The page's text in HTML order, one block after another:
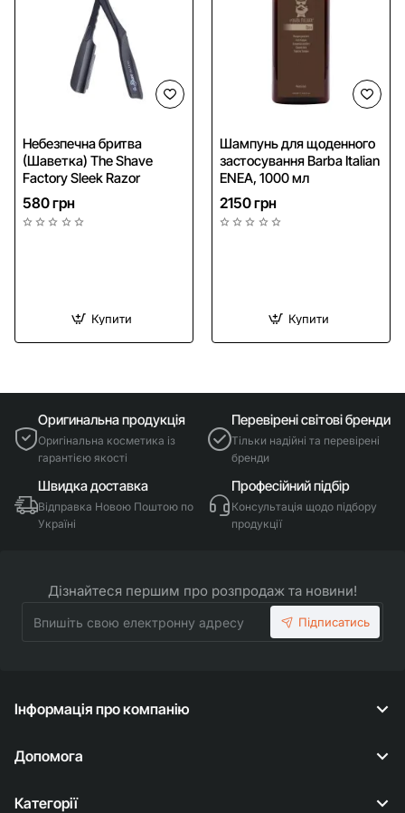
Небезпечна бритва
(Шаветка) The Shave
Factory Sleek Razor
580 грн
Купити
Безкоштовна доставка
Шампунь для щоденного
застосування Barba Italian
ENEA, 1000 мл
2150 грн
Купити
Оригинальна продукція
Оригінальна косметика із
гарантією якості
Перевірені світові бренди
Тільки надійні та перевірені
бренди
Швидка доставка
Відправка Новою Поштою по
Україні
Професійний підбір
Консультація щодо підбору
продукції
Дізнайтеся першим про розпродаж та новини!
свою
Підписатись
Інформація про компанію
Допомога
Категорії